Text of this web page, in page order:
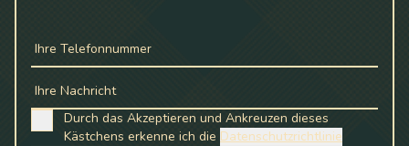
Ihre Telefonnummer
Ihre Nachricht
Durch das Akzeptieren und Ankreuzen dieses
Kästchens erkenne ich die Datenschutzrichtlinie